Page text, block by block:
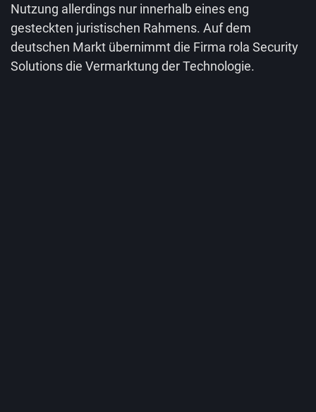
Nutzung allerdings nur innerhalb eines eng
gesteckten juristischen Rahmens. Auf dem
deutschen Markt übernimmt die Firma rola Security
Solutions die Vermarktung der Technologie.